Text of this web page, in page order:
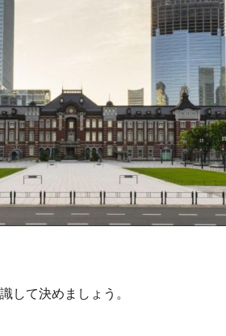
して決めましょう。